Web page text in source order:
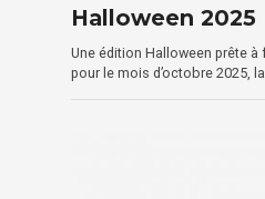
Halloween 2025
Une édition Halloween prête
pour le mois d’octobre 2025,